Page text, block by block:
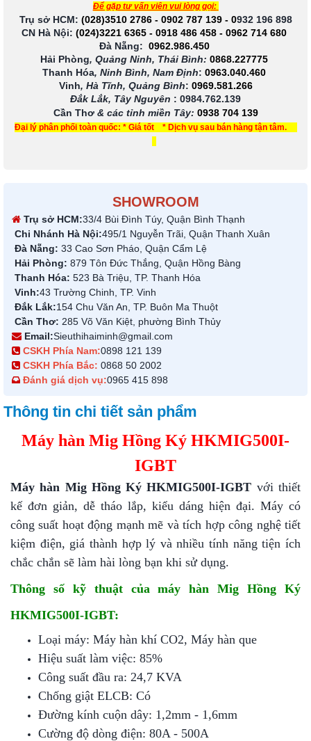
Để gặp tư vấn viên vui lòng gọi:
Trụ sở HCM: (028)3510 2786 - 0902 787 139- 0932 196 898
CN Hà Nội: (024)3221 6365 - 0918 486 458 - 0962 714 680
Đà Nẵng: 0962.986.450
Hải Phòng, Quảng Ninh, Thái Bình: 0868.227775
Thanh Hóa, Ninh Bình, Nam Định: 0963.040.460
Vinh, Hà Tĩnh, Quảng Bình: 0969.581.266
Đắk Lắk, Tây Nguyên : 0984.762.139
Cần Thơ & các tỉnh miền Tây: 0938 704 139
Đại lý phân phối toàn quốc: * Giá tốt * Dịch vụ sau bán hàng tận tâm.
SHOWROOM
Trụ sở HCM:33/4 Bùi Đình Túy, Quận Bình Thạnh
Chi Nhánh Hà Nội:495/1 Nguyễn Trãi, Quận Thanh Xuân
Đà Nẵng: 33 Cao Sơn Pháo, Quận Cẩm Lệ
Hải Phòng: 879 Tôn Đức Thắng, Quận Hồng Bàng
Thanh Hóa: 523 Bà Triệu, TP. Thanh Hóa
Vinh:43 Trường Chinh, TP. Vinh
Đắk Lắk:154 Chu Văn An, TP. Buôn Ma Thuột
Cần Thơ: 285 Võ Văn Kiệt, phường Bình Thủy
Email:Sieuthihaiminh@gmail.com
CSKH Phía Nam:0898 121 139
CSKH Phía Bắc: 0868 50 2002
Đánh giá dịch vụ:0965 415 898
Thông tin chi tiết sản phẩm
Máy hàn Mig Hồng Ký HKMIG500I-
IGBT
Máy hàn Mig Hồng Ký HKMIG500I-IGBT với thiết
kế đơn giản, dễ tháo lắp, kiểu dáng hiện đại. Máy có
công suất hoạt động mạnh mẽ và tích hợp công nghệ tiết
kiệm điện, giá thành hợp lý và nhiều tính năng tiện ích
chắc chắn sẽ làm hài lòng bạn khi sử dụng.
Thông số kỹ thuật của máy hàn Mig Hồng Ký
HKMIG500I-IGBT:
Loại máy: Máy hàn khí CO2, Máy hàn que
Hiệu suất làm việc: 85%
Công suất đầu ra: 24,7 KVA
Chống giật ELCB: Có
Đường kính cuộn dây: 1,2mm - 1,6mm
Cường độ dòng điện: 80A - 500A